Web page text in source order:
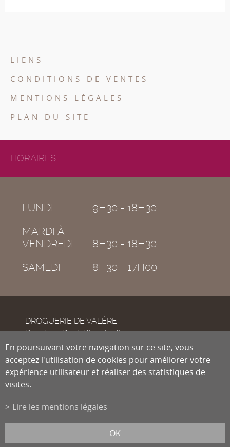
LIENS
CONDITIONS DE VENTES
MENTIONS LÉGALES
PLAN DU SITE
HORAIRES
LUNDI
9H30 - 18H30
MARDI À
VENDREDI
8H30 - 18H30
SAMEDI
8H30 - 17H00
DROGUERIE DE VALÈRE
Rue de la Dent-Blanche 8
CH-1950
Sion
Tél.
info@droguiste.net
En poursuivant votre navigation sur ce site, vous
acceptez l'utilisation de cookies pour améliorer votre
expérience utilisateur et réaliser des statistiques de
visites.
Lire les mentions légales
OK